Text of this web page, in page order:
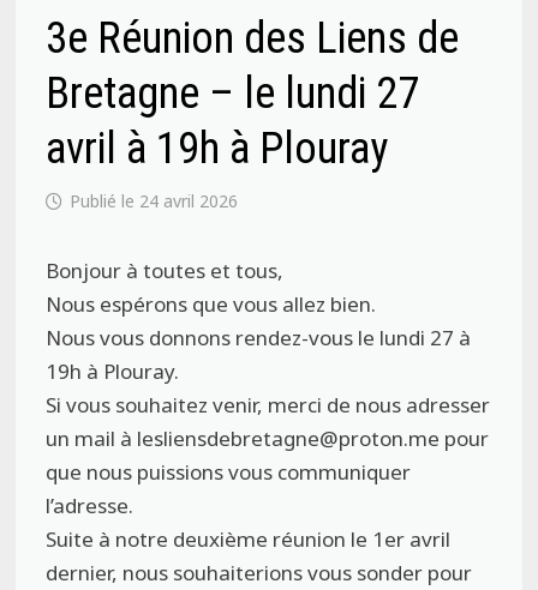
3e Réunion des Liens de
Bretagne – le lundi 27
avril à 19h à Plouray
24 avril 2026
Bonjour à toutes et tous,
Nous espérons que vous allez bien.
Nous vous donnons rendez-vous le lundi 27 à
19h à Plouray.
Si vous souhaitez venir, merci de nous adresser
un mail à lesliensdebretagne@proton.me pour
que nous puissions vous communiquer
l’adresse.
Suite à notre deuxième réunion le 1er avril
dernier, nous souhaiterions vous sonder pour